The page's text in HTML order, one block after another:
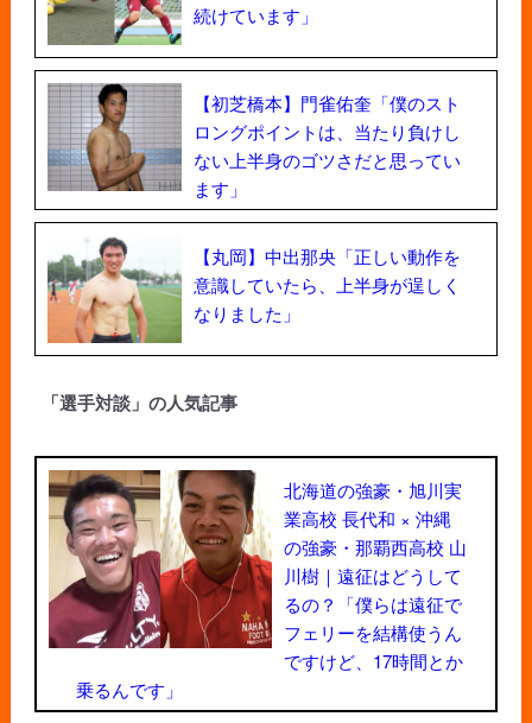
続けています」
【初芝橋本】門雀佑奎「僕のスト
ロングポイントは、当たり負けし
ない上半身のゴツさだと思ってい
ます」
【丸岡】中出那央「正しい動作を
意識していたら、上半身が逞しく
なりました」
「選手対談」の人気記事
北海道の強豪・旭川実
業高校 長代和 × 沖縄
の強豪・那覇西高校 山
川樹｜遠征はどうして
るの？「僕らは遠征で
フェリーを結構使うん
ですけど、17時間とか
乗るんです」